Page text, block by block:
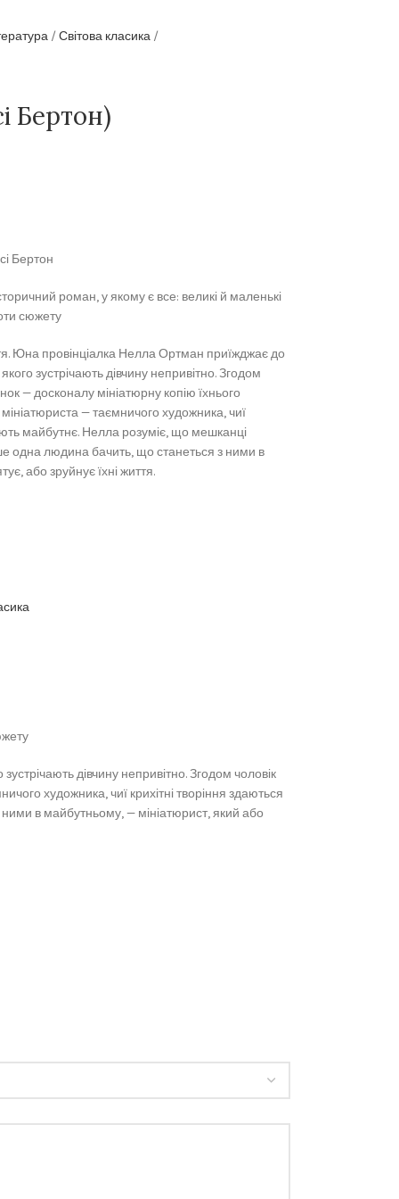
Світова класика
Бертон)
Бертон
роман, у якому є все: великі й маленькі
сюжету
Юна провінціалка Нелла Ортман приїжджає до
зустрічають дівчину непривітно. Згодом
— досконалу мініатюрну копію їхнього
— таємничого художника, чиї
майбутнє. Нелла розуміє, що мешканці
одна людина бачить, що станеться з ними в
або зруйнує їхні життя.
дівчину непривітно. Згодом чоловік
художника, чиї крихітні творіння здаються
в майбутньому, — мініатюрист, який або